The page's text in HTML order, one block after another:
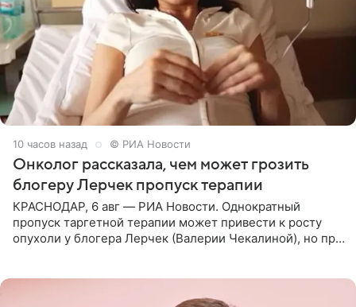
10 часов назад © РИА Новости
Онколог рассказала, чем может грозить
блогеру Лерчек пропуск терапии
КРАСНОДАР, 6 авг — РИА Новости. Однократный
пропуск таргетной терапии может привести к росту
опухоли у блогера Лерчек (Валерии Чекалиной), но при